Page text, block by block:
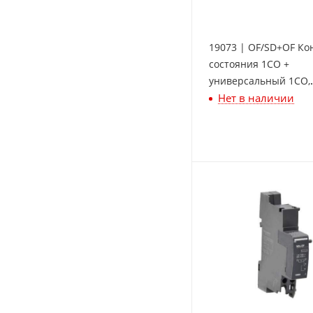
19073 | OF/SD+OF
состояния 1СО +
универсальный 1СО,
Schneider Electric
Нет в наличии